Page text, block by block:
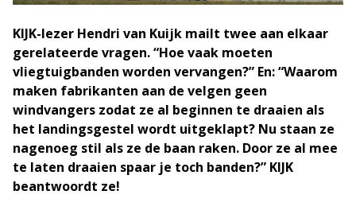
KIJK-lezer Hendri van Kuijk mailt twee aan elkaar
gerelateerde vragen. “Hoe vaak moeten
vliegtuigbanden worden vervangen?” En: “Waarom
maken fabrikanten aan de velgen geen
windvangers zodat ze al beginnen te draaien als
het landingsgestel wordt uitgeklapt? Nu staan ze
nagenoeg stil als ze de baan raken. Door ze al mee
te laten draaien spaar je toch banden?” KIJK
beantwoordt ze!